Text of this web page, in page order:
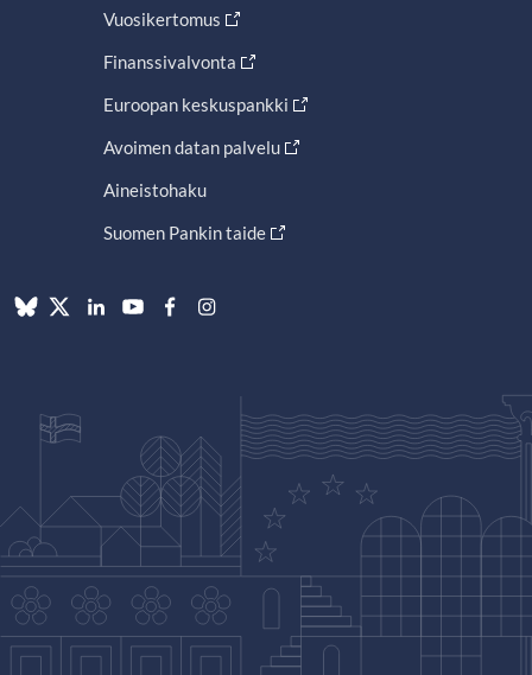
Vuosikertomus
Finanssivalvonta
Euroopan keskuspankki
Avoimen datan palvelu
Aineistohaku
Suomen Pankin taide